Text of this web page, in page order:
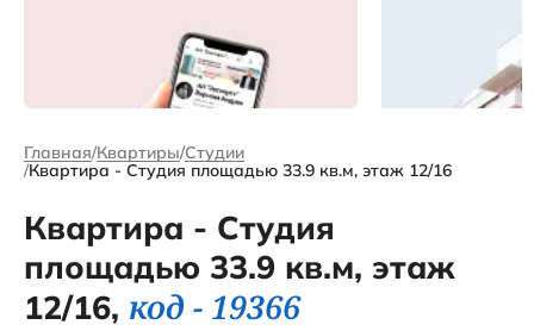
Главная Квартиры Студии
Квартира - Студия площадью 33.9 кв.м, этаж 12/16
Квартира - Студия
площадью 33.9 кв.м, этаж
12/16, код - 19366